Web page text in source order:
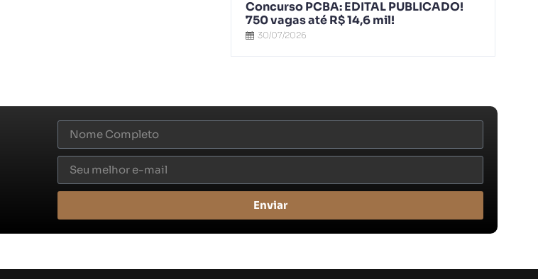
Concurso PCBA: EDITAL PUBLICADO!
750 vagas até R$ 14,6 mil!
30/07/2026
Enviar